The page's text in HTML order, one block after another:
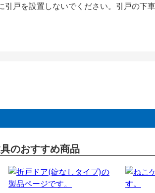
戸を設置しないでください。引戸の下
のおすすめ商品